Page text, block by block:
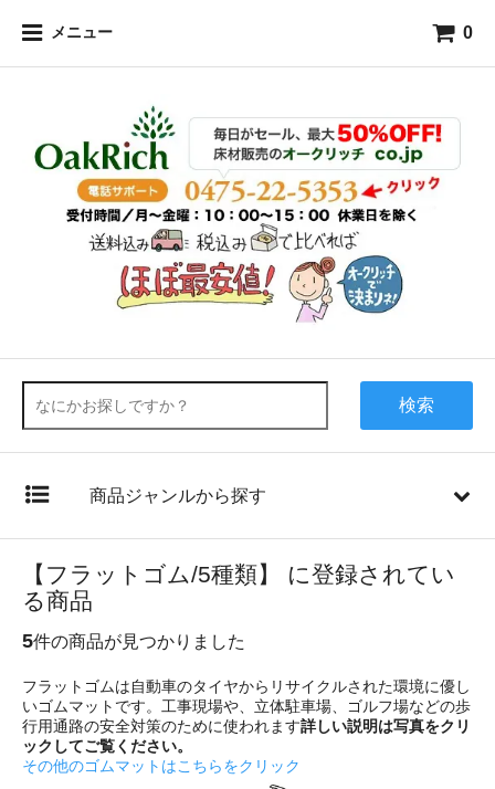
メニュー 0
検索
商品ジャンルから探す
【フラットゴム/5種類】 に登録されてい
る商品
5件の商品が見つかりました
フラットゴムは自動車のタイヤからリサイクルされた環境に優し
いゴムマットです。工事現場や、立体駐車場、ゴルフ場などの歩
行用通路の安全対策のために使われます詳しい説明は写真をクリ
ックしてご覧ください。
その他のゴムマットはこちらをクリック